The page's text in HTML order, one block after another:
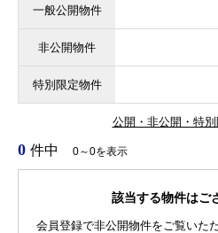
一般公開物件
非公開物件
特別限定物件
公開・非公開・特
0 件中 0～0を表示
該当する物件はご
会員登録で非公開物件をご覧いた